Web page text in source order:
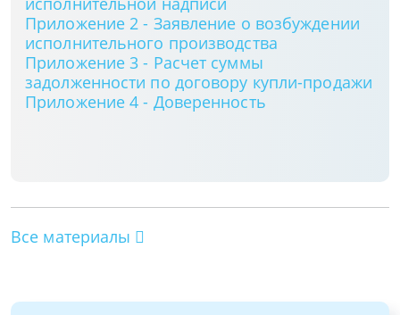
Приложение 2 - Заявление о возбуждении
исполнительного производства
Приложение 3 - Расчет суммы
задолженности по договору купли-продажи
Приложение 4 - Доверенность
Все материалы